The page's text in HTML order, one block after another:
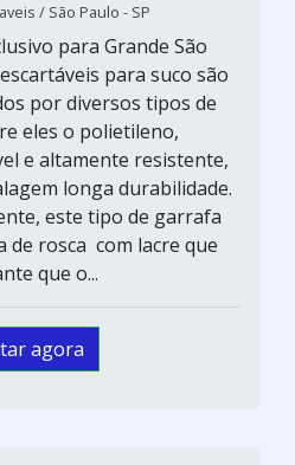
/ São Paulo - SP
para Grande São
para suco são
por diversos tipos de
eles o polietileno,
e altamente resistente,
longa durabilidade.
este tipo de garrafa
de rosca com lacre que
que o...
agora